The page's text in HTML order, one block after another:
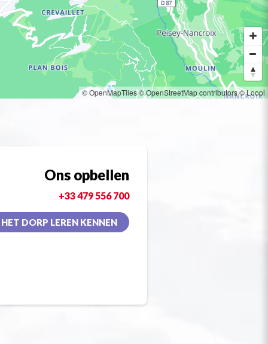
© OpenMapTiles© OpenStreetMap contributors© Loopi
Ons opbellen
+33 479 556 700
HET DORP LEREN KENNEN